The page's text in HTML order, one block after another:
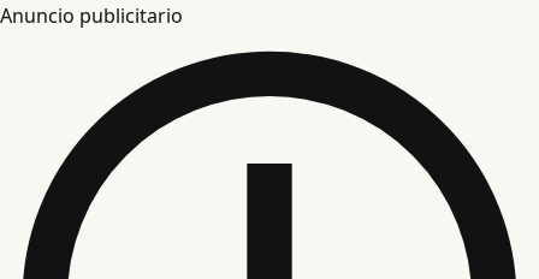
Anuncio publicitario